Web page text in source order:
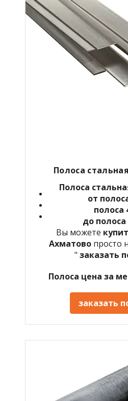
Полоса
Полоса
от
полоса
до полоса
Вы можете
Ахматовопросто
" заказать
Полоса цена за
заказать